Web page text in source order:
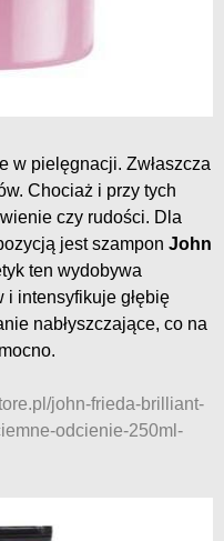
w pielęgnacji. Zwłaszcza
Chociaż i przy tych
czy rudości. Dla
jest szampon John
ten wydobywa
intensyfikuje głębię
nabłyszczające, co na
john-frieda-brilliant-
odcienie-250ml-